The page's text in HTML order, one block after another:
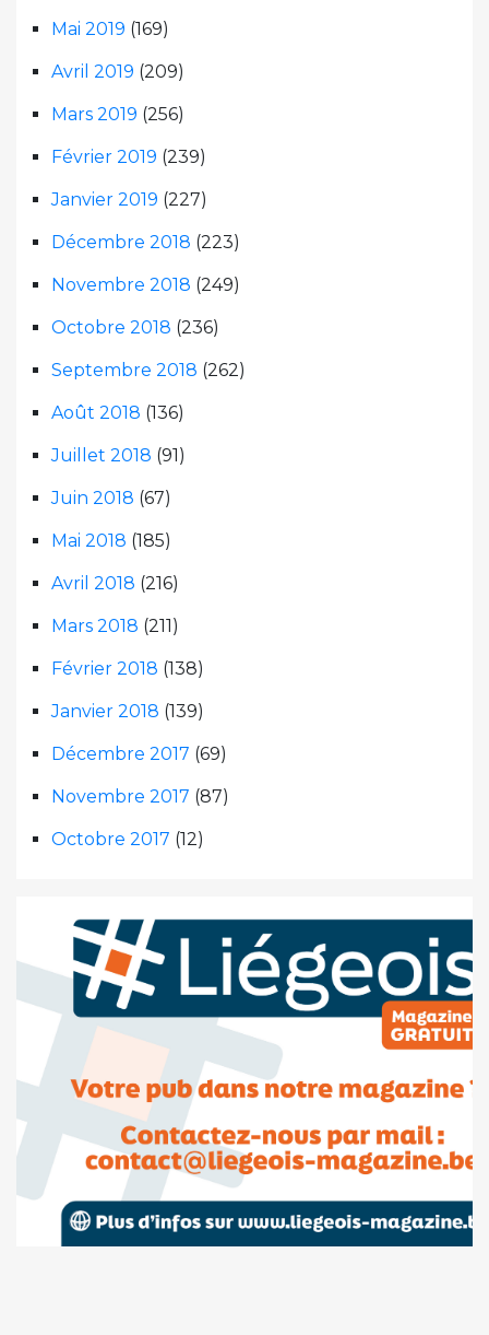
Mai 2019 (169)
Avril 2019 (209)
Mars 2019 (256)
Février 2019 (239)
Janvier 2019 (227)
Décembre 2018 (223)
Novembre 2018 (249)
Octobre 2018 (236)
Septembre 2018 (262)
Août 2018 (136)
Juillet 2018 (91)
Juin 2018 (67)
Mai 2018 (185)
Avril 2018 (216)
Mars 2018 (211)
Février 2018 (138)
Janvier 2018 (139)
Décembre 2017 (69)
Novembre 2017 (87)
Octobre 2017 (12)